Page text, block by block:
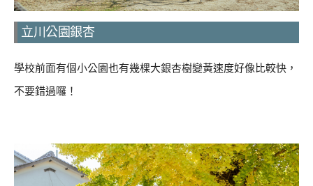
立川公園銀杏
學校前面有個小公園也有幾棵大銀杏樹變黃速度好像比較快，
不要錯過囉！